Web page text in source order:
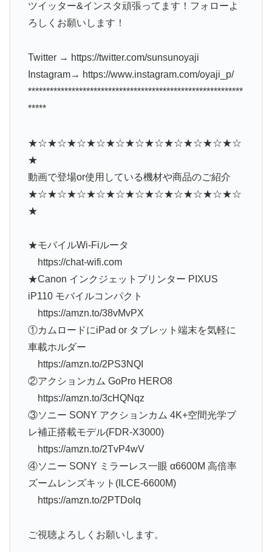
ツイッター&インスタ頑張ってます！フォローよ
ろしくお願いします！
Twitter → https://twitter.com/sunsunoyaji
Instagram→ https://www.instagram.com/oyaji_p/
***********************************************************
*****
★☆★☆★☆★☆★☆★☆★☆★☆★☆★☆★☆
★
動画で登場or使用している機材や商品のご紹介
★☆★☆★☆★☆★☆★☆★☆★☆★☆★☆★☆
★
★モバイルWi-Fiルータ
https://chat-wifi.com
★Canon インクジェットプリンター PIXUS
iP110 モバイルコンパクト
https://amzn.to/38vMvPX
①カムロードにiPad or タブレット端末を気軽に
車載ホルダー
https://amzn.to/2PS3NQI
②アクションカム GoPro HERO8
https://amzn.to/3cHQNqz
③ソニー SONY アクションカム 4K+空間光学ブ
レ補正搭載モデル(FDR-X3000)
https://amzn.to/2TvP4wV
④ソニー SONY ミラーレス一眼 α6600M 高倍率
ズームレンズキット(ILCE-6600M)
https://amzn.to/2PTDolq
ご視聴よろしくお願いします。